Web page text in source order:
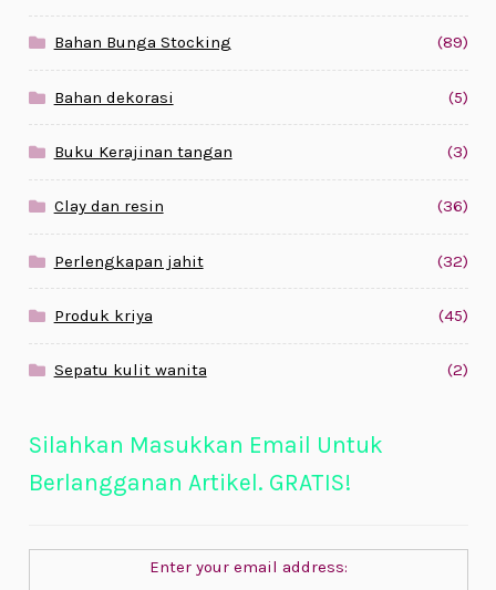
Bahan Bunga Stocking (89)
Bahan dekorasi (5)
Buku Kerajinan tangan (3)
Clay dan resin (36)
Perlengkapan jahit (32)
Produk kriya (45)
Sepatu kulit wanita (2)
Silahkan Masukkan Email Untuk
Berlangganan Artikel. GRATIS!
Enter your email address: